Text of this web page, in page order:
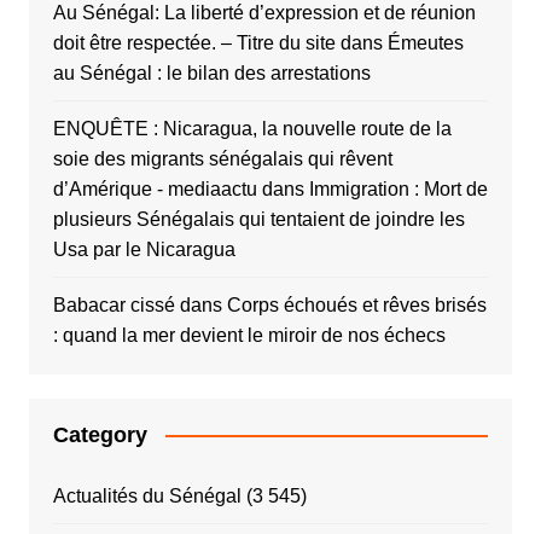
Au Sénégal: La liberté d’expression et de réunion
doit être respectée. – Titre du sitedans Émeutes
au Sénégal : le bilan des arrestations
ENQUÊTE : Nicaragua, la nouvelle route de la
soie des migrants sénégalais qui rêvent
d’Amérique - mediaactu dans Immigration : Mort de
plusieurs Sénégalais qui tentaient de joindre les
Usa par le Nicaragua
Babacar cissédans Corps échoués et rêves brisés
: quand la mer devient le miroir de nos échecs
Category
Actualités du Sénégal (3 545)